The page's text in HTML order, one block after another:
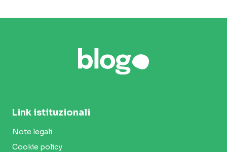
Link istituzionali
Note legali
Cookie policy